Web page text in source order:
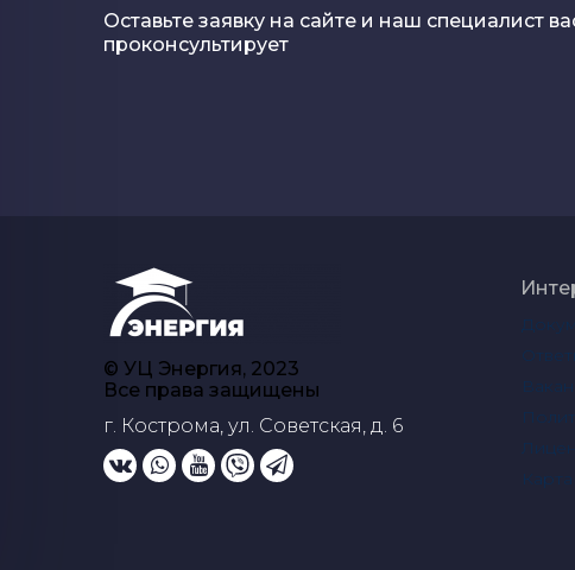
Оставьте заявку на сайте и наш специалист
проконсультирует
© УЦ Энергия, 2023
Все права защищены
г. Кострома, ул. Советская, д. 6